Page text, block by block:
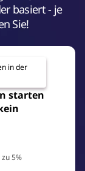
basiert - je
Sie!
in der
starten
5%